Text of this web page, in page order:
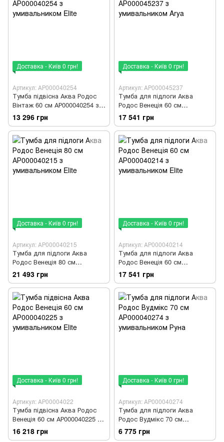
Доставка - Київ 0 грн!
Артикул: АР000040254
Тумба підвісна Аква Родос
Вінтаж 60 см АР000040254 з
умивальником Elite
13 296 грн
Доставка - Київ 0 грн!
Артикул: АР000045237
Тумба для підлоги Аква
Родос Венеція 60 см
АР000045237 з умивальником
Arya
17 541 грн
Доставка - Київ 0 грн!
Артикул: АР000040215
Тумба для підлоги Аква
Родос Венеція 80 см
АР000040215 з умивальником
Elite
21 493 грн
Доставка - Київ 0 грн!
Артикул: АР000040214
Тумба для підлоги Аква
Родос Венеція 60 см
АР000040214 з умивальником
Elite
17 541 грн
Доставка - Київ 0 грн!
Артикул: АР00004022
Тумба підвісна Аква Родос
Венеція 60 см АР000040225 з
умивальником Elite
16 218 грн
Доставка - Київ 0 грн!
Артикул: АР000040274
Тумба для підлоги Аква
Родос Вудмікс 70 см
АР000040274 з умивальником
Руна
6 775 грн